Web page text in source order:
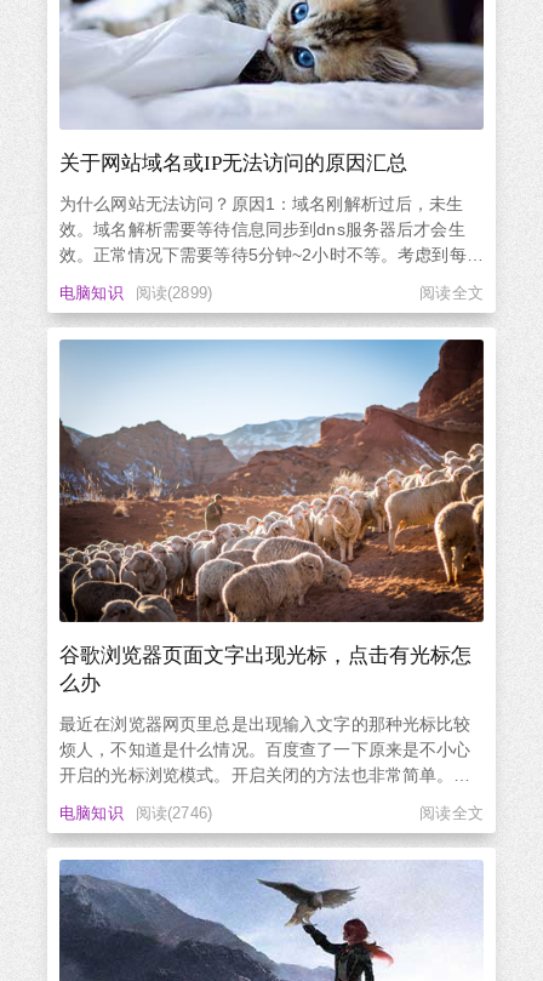
关于网站域名或IP无法访问的原因汇总
为什么网站无法访问？原因1：域名刚解析过后，未生
效。域名解析需要等待信息同步到dns服务器后才会生
效。正常情况下需要等待5分钟~2小时不等。考虑到每个
尽相同，当然最慢不会超过24小时。原因2：【域名 or
IP】被墙或被污染（绝大多数都是这个原因）什么是被
电脑知识 阅读(2899) 阅读全文
谷歌浏览器页面文字出现光标，点击有光标怎
么办
最近在浏览器网页里总是出现输入文字的那种光标比较
烦人，不知道是什么情况。百度查了一下原来是不小心
开启的光标浏览模式。开启关闭的方法也非常简单。直
接在浏览器中按快捷键F7关闭或者在浏览器设置 => 无
障碍：关闭使用文本光标浏览网页即可解决问题。
电脑知识 阅读(2746) 阅读全文